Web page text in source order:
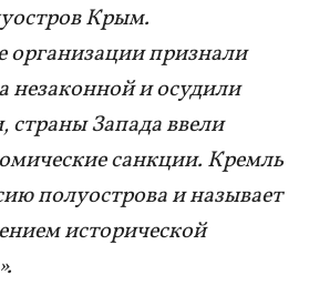
Крым.
признали
и осудили
страны Запада ввели
санкции. Кремль
полуострова и называет
исторической